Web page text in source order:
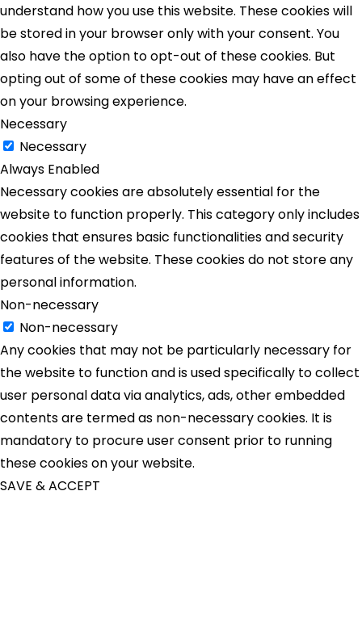
understand how you use this website. These cookies will
be stored in your browser only with your consent. You
also have the option to opt-out of these cookies. But
opting out of some of these cookies may have an effect
on your browsing experience.
Necessary
Necessary
Always Enabled
Necessary cookies are absolutely essential for the
website to function properly. This category only includes
cookies that ensures basic functionalities and security
features of the website. These cookies do not store any
personal information.
Non-necessary
Non-necessary
Any cookies that may not be particularly necessary for
the website to function and is used specifically to collect
user personal data via analytics, ads, other embedded
contents are termed as non-necessary cookies. It is
mandatory to procure user consent prior to running
these cookies on your website.
SAVE & ACCEPT